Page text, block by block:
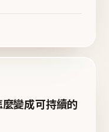
變成可持續的